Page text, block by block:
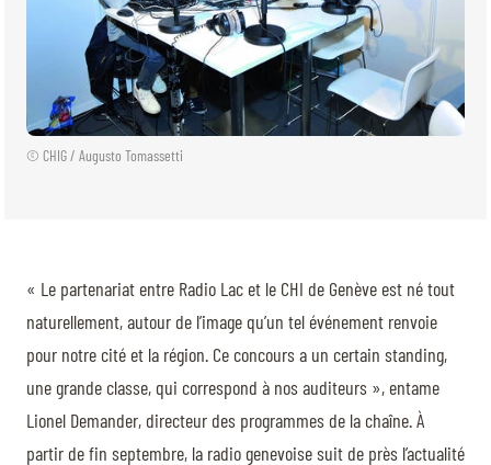
© CHIG / Augusto Tomassetti
« Le partenariat entre Radio Lac et le CHI de Genève est né tout
naturellement, autour de l’image qu’un tel événement renvoie
pour notre cité et la région. Ce concours a un certain standing,
une grande classe, qui correspond à nos auditeurs », entame
Lionel Demander, directeur des programmes de la chaîne. À
partir de fin septembre, la radio genevoise suit de près l’actualité